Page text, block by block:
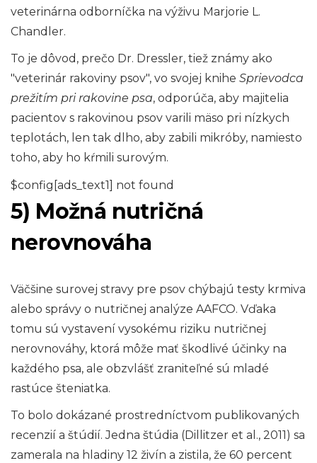
veterinárna odborníčka na výživu Marjorie L.
Chandler.
To je dôvod, prečo Dr. Dressler, tiež známy ako
"veterinár rakoviny psov", vo svojej knihe Sprievodca
prežitím pri rakovine psa, odporúča, aby majitelia
pacientov s rakovinou psov varili mäso pri nízkych
teplotách, len tak dlho, aby zabili mikróby, namiesto
toho, aby ho kŕmili surovým.
$config[ads_text1] not found
5) Možná nutričná
nerovnováha
Väčšine surovej stravy pre psov chýbajú testy krmiva
alebo správy o nutričnej analýze AAFCO. Vďaka
tomu sú vystavení vysokému riziku nutričnej
nerovnováhy, ktorá môže mať škodlivé účinky na
každého psa, ale obzvlášť zraniteľné sú mladé
rastúce šteniatka.
To bolo dokázané prostredníctvom publikovaných
recenzií a štúdií. Jedna štúdia (Dillitzer et al., 2011) sa
zamerala na hladiny 12 živín a zistila, že 60 percent